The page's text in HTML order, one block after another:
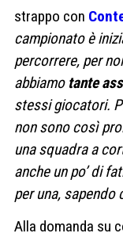
strappo con
campionato è
percorrere, per
abbiamo tante
stessi giocatori.
non sono così
una squadra a
anche un po’ di
per una, sapendo
Alla domanda su